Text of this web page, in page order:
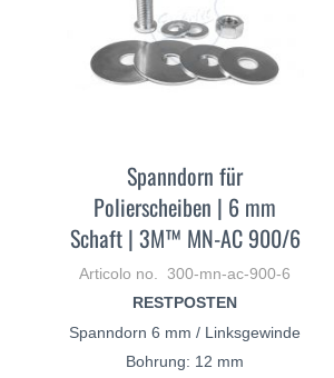
Spanndorn für
Polierscheiben | 6 mm
Schaft | 3M™ MN-AC 900/6
Articolo no. 300-mn-ac-900-6
RESTPOSTEN
Spanndorn 6 mm / Linksgewinde
Bohrung: 12 mm